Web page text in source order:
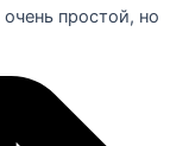
простой, но